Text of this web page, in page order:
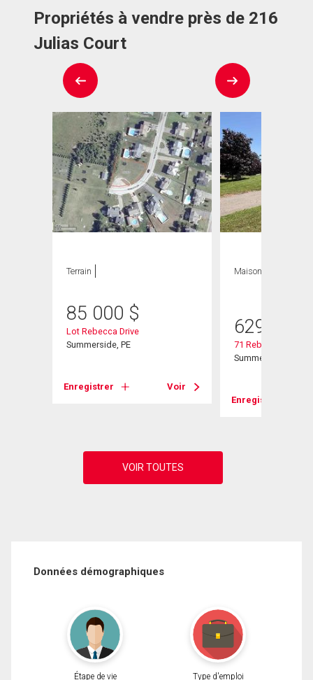
Propriétés à vendre près de 216
Julias Court
Terrain
85 000 $
Lot Rebecca Drive
Summerside, PE
Enregistrer Voir
Maison
629 900
71 Rebecca Drive
Summerside, PE
Enregistrer
Données démographiques
Étape de vie Type d'emploi